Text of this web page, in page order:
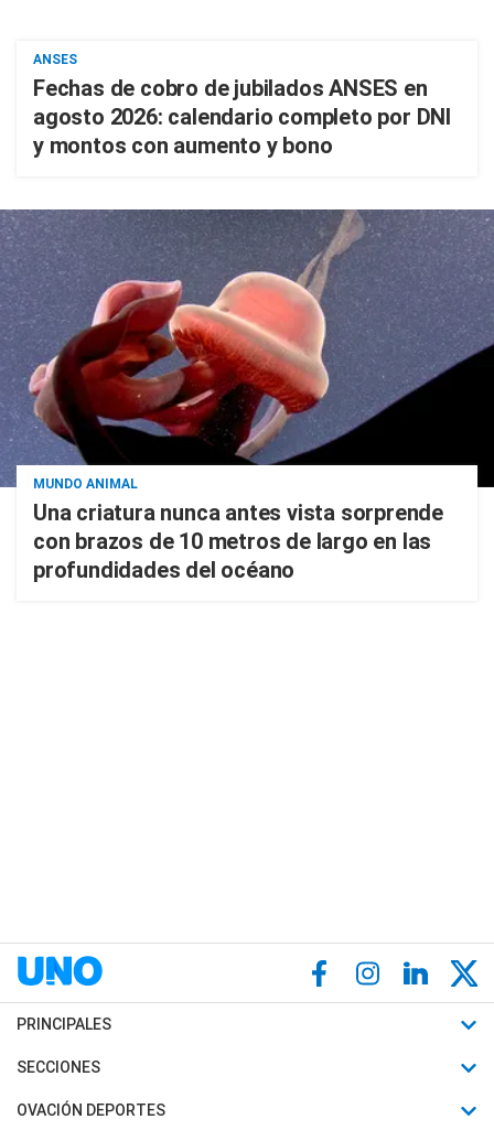
ANSES
Fechas de cobro de jubilados ANSES en
agosto 2026: calendario completo por DNI
y montos con aumento y bono
MUNDO ANIMAL
Una criatura nunca antes vista sorprende
con brazos de 10 metros de largo en las
profundidades del océano
PRINCIPALES
Últimas Noticias
Política
SECCIONES
Horóscopo
OVACIÓN DEPORTES